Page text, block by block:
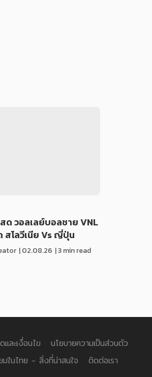
ด วอลเลย์บอลชาย VNL
สโลวีเนีย Vs ญี่ปุ่น
|02.08.26 | 3 min read
ละเงื่อนไข
นโยบายความเป็นส่วนตัว
ในไทย - สิ่งที่น่าสนใจ
ติดต่อเรา